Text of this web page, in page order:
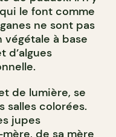
le font comme
ne sont pas
végétale à base
d’algues
de lumière, se
salles colorées.
jupes
de sa mère